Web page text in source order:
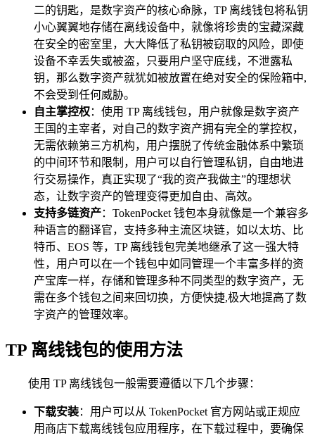
二的钥匙，是数字资产的核心命脉，TP 离线钱包将私钥
小心翼翼地存储在离线设备中，就像将珍贵的宝藏深藏
在安全的密室里，大大降低了私钥被窃取的风险，即使
设备不幸丢失或被盗，只要用户坚守底线，不泄露私
钥，那么数字资产就犹如被放置在绝对安全的保险箱中,
不会受到任何威胁。
自主掌控权：使用 TP 离线钱包，用户就像是数字资产
王国的主宰者，对自己的数字资产拥有完全的掌控权，
无需依赖第三方机构，用户摆脱了传统金融体系中繁琐
的中间环节和限制，用户可以自行管理私钥，自由地进
行交易操作，真正实现了“我的资产我做主”的理想状
态，让数字资产的管理变得更加自由、高效。
支持多链资产：TokenPocket 钱包本身就像是一个兼容多
种语言的翻译官，支持多种主流区块链，如以太坊、比
特币、EOS 等，TP 离线钱包完美地继承了这一强大特
性，用户可以在一个钱包中如同管理一个丰富多样的资
产宝库一样，存储和管理多种不同类型的数字资产，无
需在多个钱包之间来回切换，方便快捷,极大地提高了数
字资产的管理效率。
TP 离线钱包的使用方法
使用 TP 离线钱包一般需要遵循以下几个步骤：
下载安装：用户可以从 TokenPocket 官方网站或正规应
用商店下载离线钱包应用程序，在下载过程中，要确保